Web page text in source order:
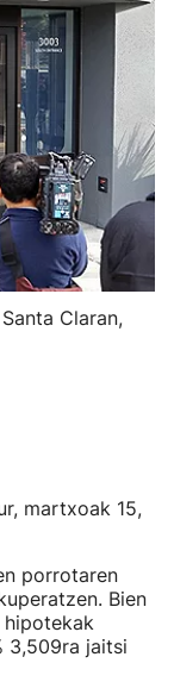
Claran,
martxoak 15,
porrotaren
Bien
hipotekak
3,509ra jaitsi